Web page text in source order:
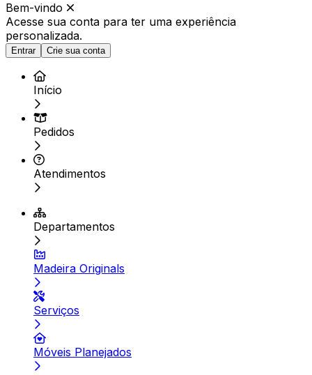
Bem-vindo
Acesse sua conta para ter uma experiência
personalizada.
Entrar Crie sua conta
Início
Pedidos
Atendimentos
Departamentos
Madeira Originals
Serviços
Móveis Planejados